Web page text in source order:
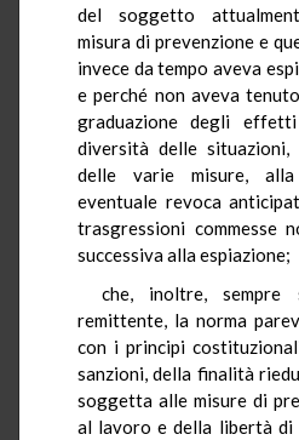
del soggetto
misura di prevenzione e
invece da tempo aveva
e perché non aveva
graduazione degli
diversità delle
delle varie misure,
eventuale revoca
trasgressioni commesse
successiva alla espiazione;
che, inoltre, sempre
remittente, la norma
con i principi
sanzioni, della finalità
soggetta alle misure di
al lavoro e della libertà di